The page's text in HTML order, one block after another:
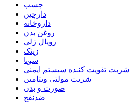
چسب
دارچین
داروخانه
روغن بدن
رویال ژلی
زینک
سویا
شربت تقویت کننده سیستم ایمنی
شربت مولتی ویتامین
صورت و بدن
ضدنفخ